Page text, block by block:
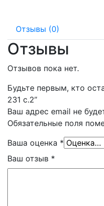
Отзывы (0)
Отзывы
Отзывов пока нет.
Будьте первым, кто
231 c.2”
Ваш адрес email не
Обязательные поля
Ваша оценка *
Ваш отзыв *